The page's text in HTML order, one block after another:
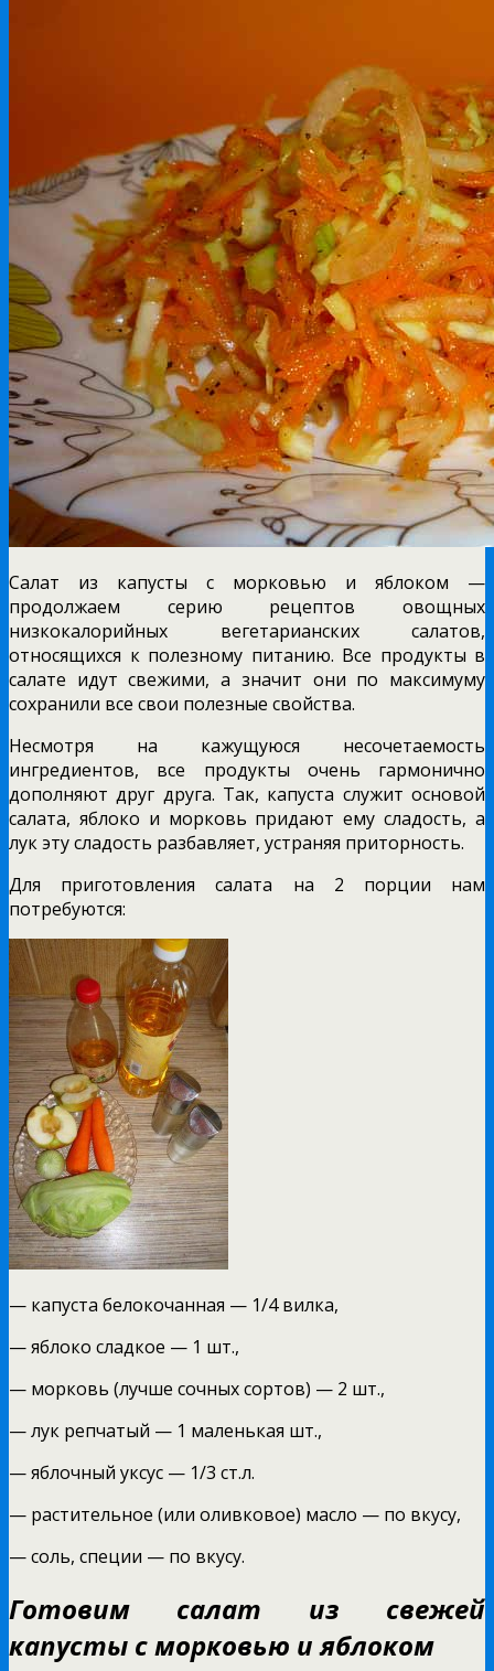
Салат из капусты с морковью и яблоком —
продолжаем серию рецептов овощных
низкокалорийных вегетарианских салатов,
относящихся к полезному питанию. Все продукты в
салате идут свежими, а значит они по максимуму
сохранили все свои полезные свойства.
Несмотря на кажущуюся несочетаемость
ингредиентов, все продукты очень гармонично
дополняют друг друга. Так, капуста служит основой
салата, яблоко и морковь придают ему сладость, а
лук эту сладость разбавляет, устраняя приторность.
Для приготовления салата на 2 порции нам
потребуются:
— капуста белокочанная — 1/4 вилка,
— яблоко сладкое — 1 шт.,
— морковь (лучше сочных сортов) — 2 шт.,
— лук репчатый — 1 маленькая шт.,
— яблочный уксус — 1/3 ст.л.
— растительное (или оливковое) масло — по вкусу,
— соль, специи — по вкусу.
Готовим салат из свежей
капусты с морковью и яблоком